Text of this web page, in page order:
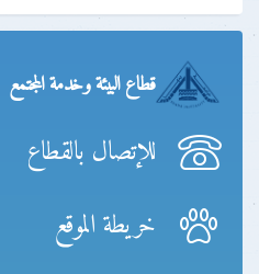
قطاع البيئة وخدمة المجتمع
للإتصال بالقطاع
خريطة الموقع